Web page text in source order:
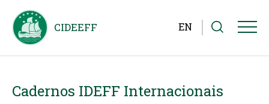
EN
Cadernos IDEFF Internacionais